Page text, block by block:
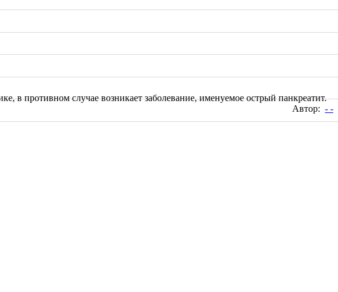
в противном случае возникает заболевание, именуемое острый панкреатит.
Автор: - -